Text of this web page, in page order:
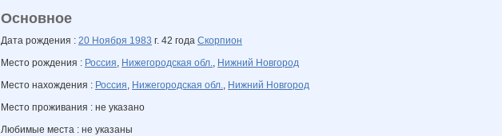
Основное
Дата рождения : 20 Ноября 1983 г. 42 года Скорпион
Место рождения : Россия, Нижегородская обл., Нижний Новгород
Место нахождения : Россия, Нижегородская обл., Нижний Новгород
Место проживания : не указано
Любимые места : не указаны